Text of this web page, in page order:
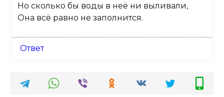
Но сколько бы воды в неё ни выливали,
Она всё равно не заполнится.
Ответ